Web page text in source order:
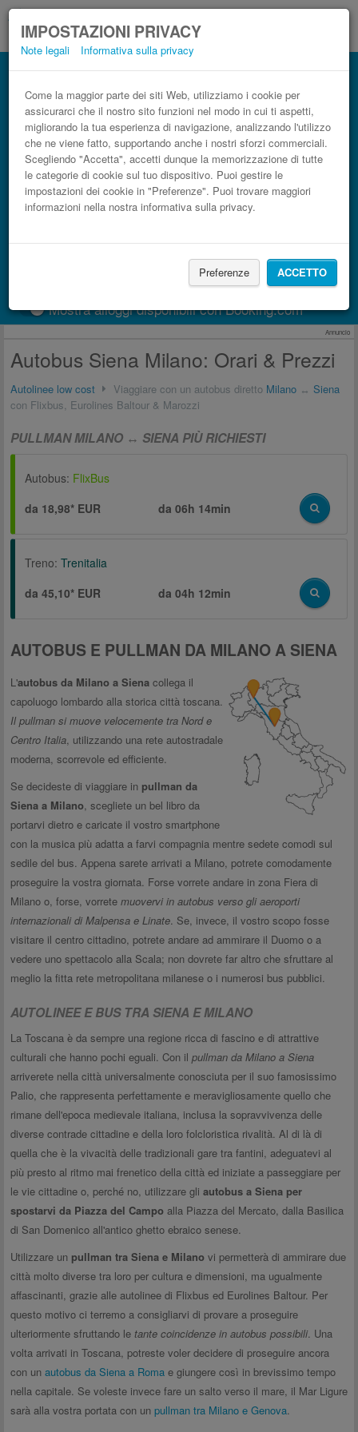
IMPOSTAZIONI PRIVACY
Note legali Informativa sulla privacy
Come la maggior parte dei siti Web, utilizziamo i cookie per
assicurarci che il nostro sito funzioni nel modo in cui ti aspetti,
migliorando la tua esperienza di navigazione, analizzando l'utilizzo
che ne viene fatto, supportando anche i nostri sforzi commerciali.
Scegliendo "Accetta", accetti dunque la memorizzazione di tutte
le categorie di cookie sul tuo dispositivo. Puoi gestire le
impostazioni dei cookie in "Preferenze". Puoi trovare maggiori
informazioni nella nostra informativa sulla privacy.
Preferenze ACCETTO
Autobus Milano Siena low cost
Prenota il biglietto del pullman più economico
Mostra alloggi disponibili con Booking.com
Annuncio
Autobus Siena Milano: Orari & Prezzi
Autolinee low cost Viaggiare con un autobus diretto Milano ↔ Siena
con Flixbus, Eurolines Baltour & Marozzi
PULLMAN MILANO ↔ SIENA PIÙ RICHIESTI
Autobus: FlixBus
da 18,98* EUR
da06h 14min
Treno: Trenitalia
da 45,10* EUR
da04h 12min
AUTOBUS E PULLMAN DA MILANO A SIENA
L'autobus da Milano a Siena collega il
capoluogo lombardo alla storica città toscana.
Il pullman si muove velocemente tra Nord e
Centro Italia, utilizzando una rete autostradale
moderna, scorrevole ed efficiente.
Se decideste di viaggiare in pullman da
Siena a Milano, scegliete un bel libro da
portarvi dietro e caricate il vostro smartphone
con la musica più adatta a farvi compagnia mentre sedete comodi sul
sedile del bus. Appena sarete arrivati a Milano, potrete comodamente
proseguire la vostra giornata. Forse vorrete andare in zona Fiera di
Milano o, forse, vorrete muovervi in autobus verso gli aeroporti
internazionali di Malpensa e Linate. Se, invece, il vostro scopo fosse
visitare il centro cittadino, potrete andare ad ammirare il Duomo o a
vedere uno spettacolo alla Scala; non dovrete far altro che sfruttare al
meglio la fitta rete metropolitana milanese o i numerosi bus pubblici.
AUTOLINEE E BUS TRA SIENA E MILANO
La Toscana è da sempre una regione ricca di fascino e di attrattive
culturali che hanno pochi eguali. Con il pullman da Milano a Siena
arriverete nella città universalmente conosciuta per il suo famosissimo
Palio, che rappresenta perfettamente e meravigliosamente quello che
rimane dell'epoca medievale italiana, inclusa la sopravvivenza delle
diverse contrade cittadine e della loro folcloristica rivalità. Al di là di
quella che è la vivacità delle tradizionali gare tra fantini, adeguatevi al
più presto al ritmo mai frenetico della città ed iniziate a passeggiare per
le vie cittadine o, perché no, utilizzare gli autobus a Siena per
spostarvi da Piazza del Campo alla Piazza del Mercato, dalla Basilica
di San Domenico all'antico ghetto ebraico senese.
Utilizzare un pullman tra Siena e Milano vi permetterà di ammirare due
città molto diverse tra loro per cultura e dimensioni, ma ugualmente
affascinanti, grazie alle autolinee di Flixbus ed Eurolines Baltour. Per
questo motivo ci terremo a consigliarvi di provare a proseguire
ulteriormente sfruttando le tante coincidenze in autobus possibili. Una
volta arrivati in Toscana, potreste voler decidere di proseguire ancora
con un autobus da Siena a Roma e giungere così in brevissimo tempo
nella capitale. Se voleste invece fare un salto verso il mare, il Mar Ligure
sarà alla vostra portata con un pullman tra Milano e Genova.